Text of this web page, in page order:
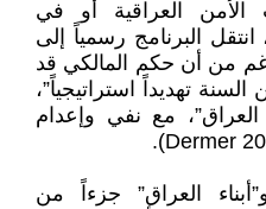
العراقية أو في
المدنية. وفي 2009، انتقل البرنامج رسمياً إلى
من أن حكم المالكي قد
تهديداً استراتيجياً”،
مع نفي وإعدام
العراق” جزءاً من